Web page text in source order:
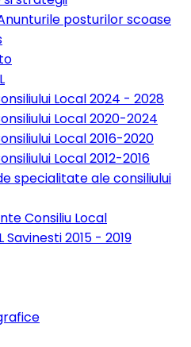
posturilor scoase
Local 2024 - 2028
Local 2020-2024
Local 2016-2020
Local 2012-2016
specialitate ale consiliului
Consiliu Local
Savinesti 2015 - 2019